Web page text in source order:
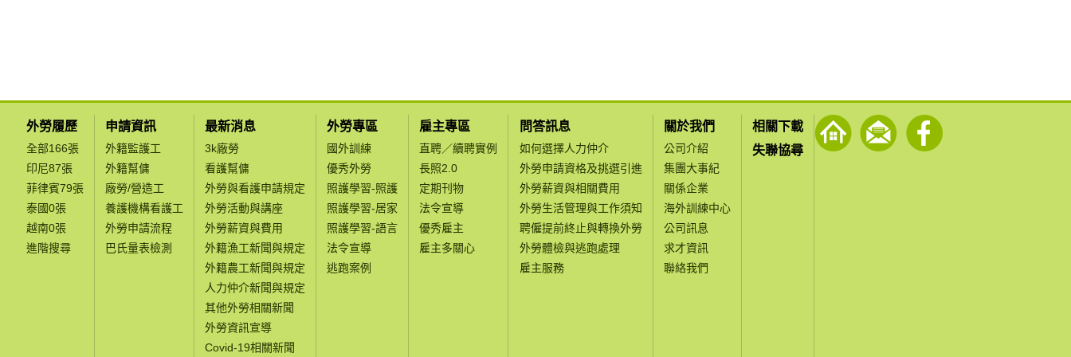
外勞履歷
全部166張
印尼87張
菲律賓79張
泰國0張
越南0張
進階搜尋
申請資訊
外籍監護工
外籍幫傭
廠勞/營造工
養護機構看護工
外勞申請流程
巴氏量表檢測
最新消息
3k廠勞
看護幫傭
外勞與看護申請規定
外勞活動與講座
外勞薪資與費用
外籍漁工新聞與規定
外籍農工新聞與規定
人力仲介新聞與規定
其他外勞相關新聞
外勞資訊宣導
Covid-19相關新聞
外勞專區
國外訓練
優秀外勞
照護學習-照護
照護學習-居家
照護學習-語言
法令宣導
逃跑案例
雇主專區
直聘／續聘實例
長照2.0
定期刊物
法令宣導
優秀雇主
雇主多關心
問答訊息
如何選擇人力仲介
外勞申請資格及挑選引進
外勞薪資與相關費用
外勞生活管理與工作須知
聘僱提前終止與轉換外勞
外勞體檢與逃跑處理
雇主服務
關於我們
公司介紹
集團大事紀
關係企業
海外訓練中心
公司訊息
求才資訊
聯絡我們
相關下載
失聯協尋